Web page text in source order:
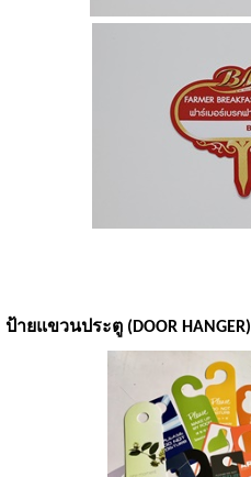
ป้ายแขวนประตู (DOOR HANGER)